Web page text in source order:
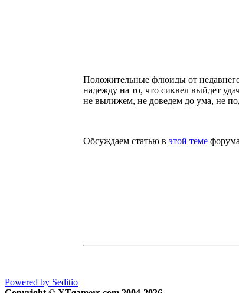
Положительные флюиды от
надежду на то, что сиквел выйдет
не вылижем, не доведем до ума, не
Обсуждаем статью в этой теме
Powered by Seditio